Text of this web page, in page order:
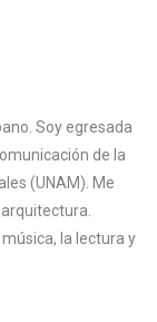
Soy egresada
de la
(UNAM). Me
la lectura y